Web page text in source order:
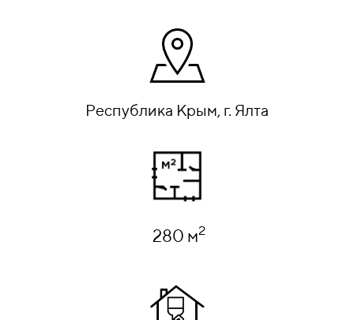
Республика Крым, г. Ялта
280 м2